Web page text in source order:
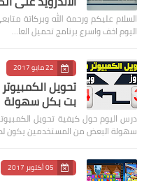
السلام عليكم ورحمة الله وبركاتة
اليوم اخف واسرع برنامج تحميل العا…
22 مايو 2017
بت بكل سهولة
سهولة البعض من المستخدمين يكون
05 أكتوبر 2017